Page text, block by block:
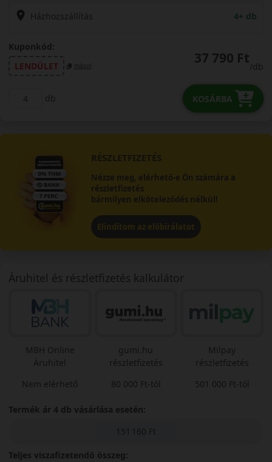
Házhozszállítás 4+ db
Kuponkód:
LENDÜLET
másol 37 790 Ft
/db
db KOSÁRBA
RÉSZLETFIZETÉS
Nézze meg, elérhető-e Ön számára a
részletfizetés
bármilyen elköteleződés nélkül!
Elindítom az előbírálatot
Áruhitel és részletfizetés kalkulátor
MBH Online
Áruhitel
Nem elérhető
gumi.hu
részletfizetés
80 000 Ft-tól
Milpay
részletfizetés
501 000 Ft-tól
Termék ár 4 db vásárlása esetén:
151 160 Ft
Teljes viszafizetendő összeg: